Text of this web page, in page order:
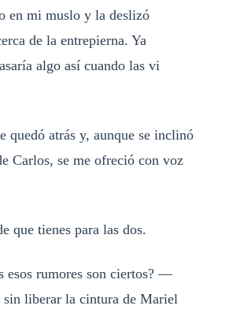
en mi muslo y la deslizó
de la entrepierna. Ya
algo así cuando las vi
quedó atrás y, aunque se inclinó
Carlos, se me ofreció con voz
que tienes para las dos.
rumores son ciertos? —
sin liberar la cintura de Mariel